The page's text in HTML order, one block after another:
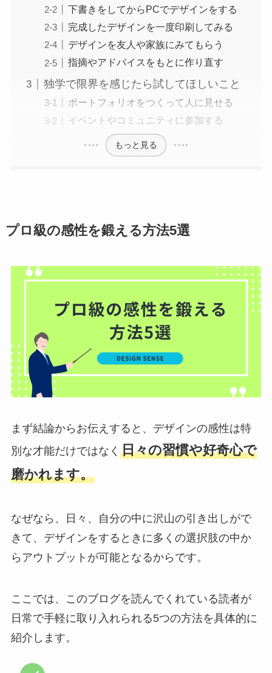
下書きをしてからPCでデザインをする
完成したデザインを一度印刷してみる
デザインを友人や家族にみてもらう
指摘やアドバイスをもとに作り直す
独学で限界を感じたら試してほしいこと
ポートフォリオをつくって人に見せる
イベントやコミュニティに参加する
もっと見る
プロ級の感性を鍛える方法5選
まず結論からお伝えすると、デザインの感性は特
別な才能だけではなく 日々の習慣や好奇心で
磨かれます。
なぜなら、日々、自分の中に沢山の引き出しがで
きて、デザインをするときに多くの選択肢の中か
らアウトプットが可能となるからです。
ここでは、このブログを読んでくれている読者が
日常で手軽に取り入れられる5つの方法を具体的に
紹介します。